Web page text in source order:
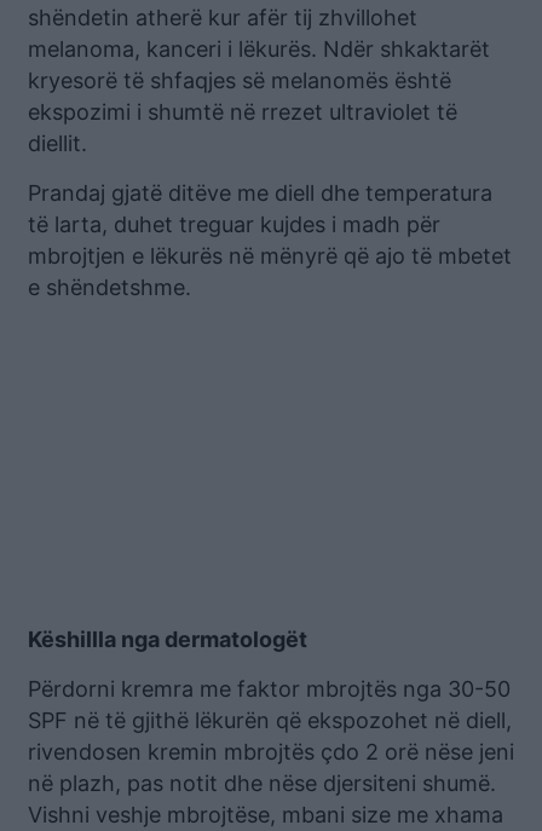
shëndetin atherë kur afër tij zhvillohet
melanoma, kanceri i lëkurës. Ndër shkaktarët
kryesorë të shfaqjes së melanomës është
ekspozimi i shumtë në rrezet ultraviolet të
diellit.
Prandaj gjatë ditëve me diell dhe temperatura
të larta, duhet treguar kujdes i madh për
mbrojtjen e lëkurës në mënyrë që ajo të mbetet
e shëndetshme.
Këshillla nga dermatologët
Përdorni kremra me faktor mbrojtës nga 30-50
SPF në të gjithë lëkurën që ekspozohet në diell,
rivendosen kremin mbrojtës çdo 2 orë nëse jeni
në plazh, pas notit dhe nëse djersiteni shumë.
Vishni veshje mbrojtëse, mbani size me xhama